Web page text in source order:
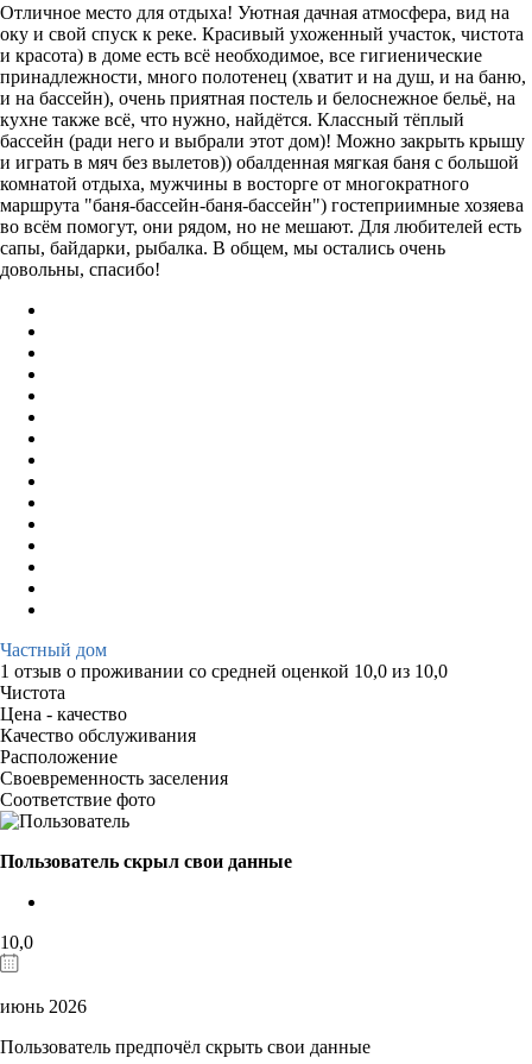
Отличное место для отдыха! Уютная дачная атмосфера, вид на
оку и свой спуск к реке. Красивый ухоженный участок, чистота
и красота) в доме есть всё необходимое, все гигиенические
принадлежности, много полотенец (хватит и на душ, и на баню,
и на бассейн), очень приятная постель и белоснежное бельё, на
кухне также всё, что нужно, найдётся. Классный тёплый
бассейн (ради него и выбрали этот дом)! Можно закрыть крышу
и играть в мяч без вылетов)) обалденная мягкая баня с большой
комнатой отдыха, мужчины в восторге от многократного
маршрута "баня-бассейн-баня-бассейн") гостеприимные хозяева
во всём помогут, они рядом, но не мешают. Для любителей есть
сапы, байдарки, рыбалка. В общем, мы остались очень
довольны, спасибо!
Частный дом
1 отзыв о проживании со средней оценкой 10,0 из 10,0
Чистота
Цена - качество
Качество обслуживания
Расположение
Своевременность заселения
Соответствие фото
Пользователь скрыл свои данные
10,0
июнь 2026
Пользователь предпочёл скрыть свои данные